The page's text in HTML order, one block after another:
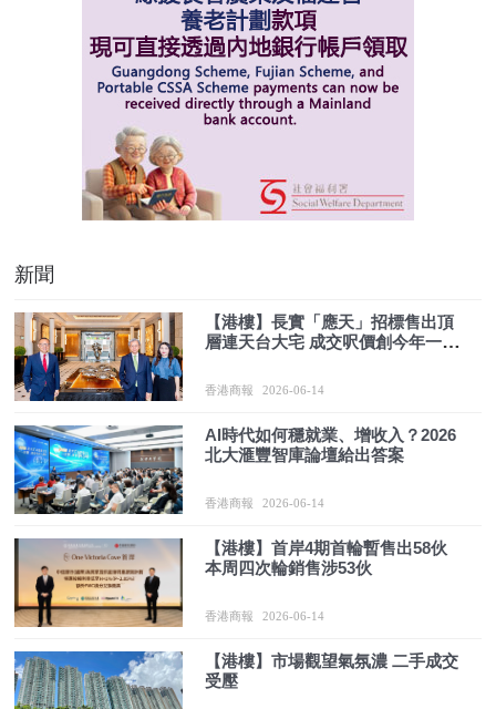
新聞
【港樓】長實「應天」招標售出頂
層連天台大宅 成交呎價創今年一手
香港商報 2026-06-14
AI時代如何穩就業、增收入？2026
北大滙豐智庫論壇給出答案
香港商報 2026-06-14
【港樓】首岸4期首輪暫售出58伙
本周四次輪銷售涉53伙
香港商報 2026-06-14
【港樓】市場觀望氣氛濃 二手成交
受壓